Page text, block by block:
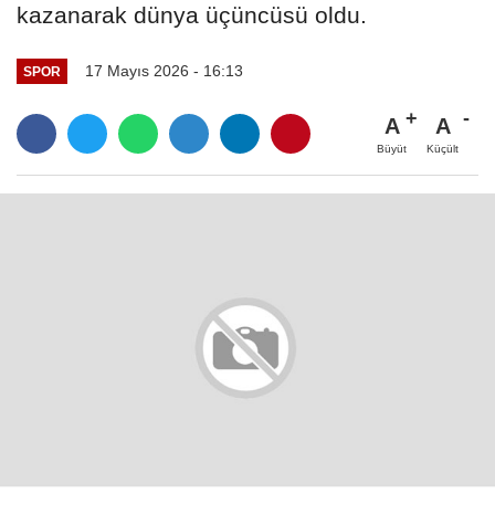
kazanarak dünya üçüncüsü oldu.
SPOR 17 Mayıs 2026 - 16:13
A
Büyüt
A
Küçült